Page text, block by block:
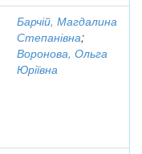
Барчій, Магдалина
Степанівна;
Воронова, Ольга
Юріївна